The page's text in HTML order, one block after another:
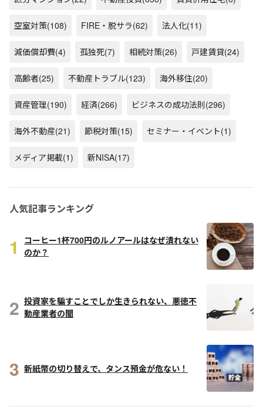
空室対策(108) FIRE・脱サラ(62) 法人化(11)
減価償却費(4) 孤独死(7) 相続対策(26) 戸建賃貸(24)
高齢者(25) 不動産トラブル(123) 海外移住(20)
資産管理(190) 経済(266) ビジネスの成功法則(296)
海外不動産(21) 節税対策(15) セミナー・イベント(1)
メディア掲載(1) 新NISA(17)
人気記事ランキング
1
コーヒー1杯700円のルノアールはなぜ潰れない
のか？
2 投資家を騙すことでしか生きられない、悪徳不
動産業者の闇
3 新紙幣の切り替えで、タンス預金が危ない！